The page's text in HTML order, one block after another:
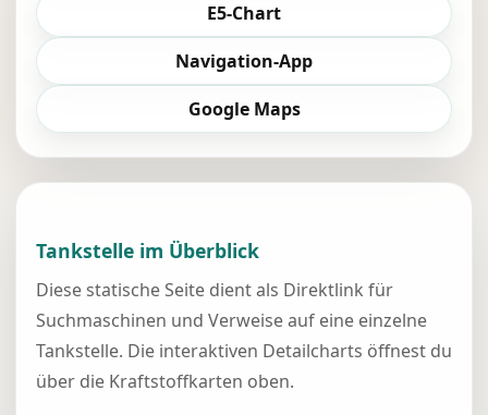
E5-Chart
Navigation-App
Google Maps
Tankstelle im Überblick
Diese statische Seite dient als Direktlink für
Suchmaschinen und Verweise auf eine einzelne
Tankstelle. Die interaktiven Detailcharts öffnest du
über die Kraftstoffkarten oben.